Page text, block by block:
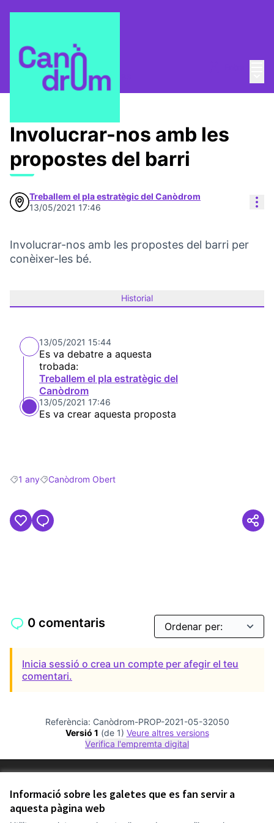
Informació sobre les galetes que es fan servir a
aquesta pàgina web
Pla Estratègic Propostes
Involucrar-nos amb les
propostes del barri
Treballem el pla estratègic del Canòdrom
13/05/2021 17:46
Involucrar-nos amb les propostes del barri per
conèixer-les bé.
Historial
13/05/2021 15:44
Es va debatre a aquesta
trobada:
Treballem el pla estratègic del
Canòdrom
13/05/2021 17:46
Es va crear aquesta proposta
Resultats en filtrar per: 1 any
1 anyResultats en filtrar per: Canòdrom Obert
Canòdrom Obert
0 comentaris
Inicia sessió o crea un compte per afegir el teu
comentari.
Referència: Canòdrom-PROP-2021-05-32050
Versió 1 (de 1)
veure altres versions
Verifica l'empremta digital
Configuració de les galetes
Comunitat Canòdrom a Facebook
(Link externo)
Comunitat Canòdrom a Instagram
(Link externo)
Comunitat Canòdrom a YouTube
(Link externo)
Català
Triar la llenguaElegir el idioma